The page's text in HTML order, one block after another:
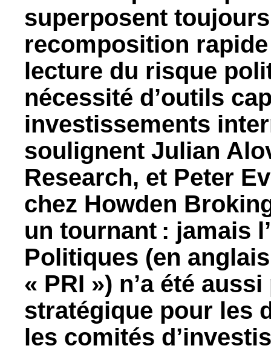
superposent
recomposition
lecture du risque
nécessité d’outils
investissements
soulignent Julian
Research, et Peter
chez Howden
un tournant : jamais
Politiques (en
« PRI ») n’a été
stratégique pour les
les comités